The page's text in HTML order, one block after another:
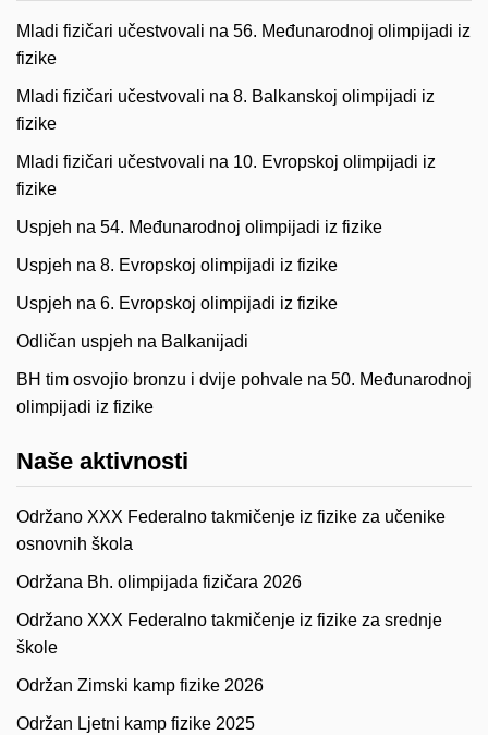
Mladi fizičari učestvovali na 56. Međunarodnoj olimpijadi iz
fizike
Mladi fizičari učestvovali na 8. Balkanskoj olimpijadi iz
fizike
Mladi fizičari učestvovali na 10. Evropskoj olimpijadi iz
fizike
Uspjeh na 54. Međunarodnoj olimpijadi iz fizike
Uspjeh na 8. Evropskoj olimpijadi iz fizike
Uspjeh na 6. Evropskoj olimpijadi iz fizike
Odličan uspjeh na Balkanijadi
BH tim osvojio bronzu i dvije pohvale na 50. Međunarodnoj
olimpijadi iz fizike
Naše aktivnosti
Održano XXX Federalno takmičenje iz fizike za učenike
osnovnih škola
Održana Bh. olimpijada fizičara 2026
Održano XXX Federalno takmičenje iz fizike za srednje
škole
Održan Zimski kamp fizike 2026
Održan Ljetni kamp fizike 2025